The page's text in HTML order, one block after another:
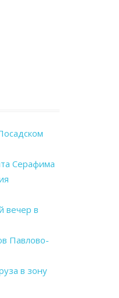
Серафима
вечер в
Павлово-
в зону